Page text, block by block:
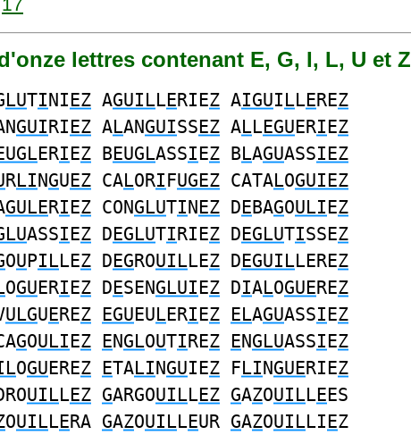
lettres contenant E, G, I, L, U et Z
LUTINIEZ AGUILLERIEZ AIGUILLEREZ
GUIRIEZ ALANGUISSEZ ALLEGUERIEZ
ERIEZ BEUGLASSIEZ BLAGUASSIEZ
RLINGUEZ CALORIFUGEZ CATALOGUIEZ
GULERIEZ CONGLUTINEZ DEBAGOULIEZ
ASSIEZ DEGLUTIRIEZ DEGLUTISSEZ
OUPILLEZ DEGROUILLEZ DEGUILLEREZ
OGUERIEZ DESENGLUIEZ DIALOGUEREZ
ULGUEREZ EGUEULERIEZ ELAGUASSIEZ
GOULIEZ ENGLOUTIREZ ENGLUASSIEZ
OGUEREZ ETALINGUIEZ FLINGUERIEZ
UILLEZ GARGOUILLEZ GAZOUILLEES
OUILLERA GAZOUILLEUR GAZOUILLIEZ